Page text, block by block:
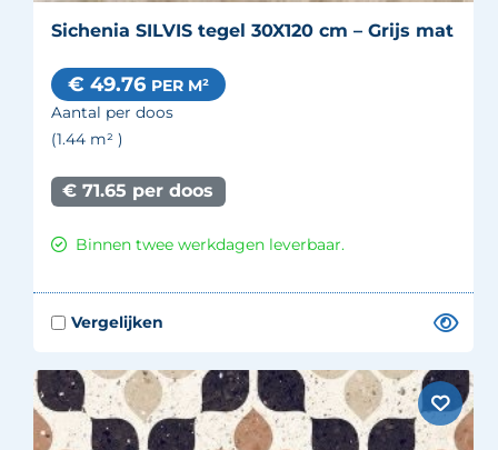
Sichenia SILVIS tegel 30X120 cm – Grijs mat
€ 49.76 PER M²
Aantal per doos
(1.44 m² )
€ 71.65 per doos
Binnen twee werkdagen leverbaar.